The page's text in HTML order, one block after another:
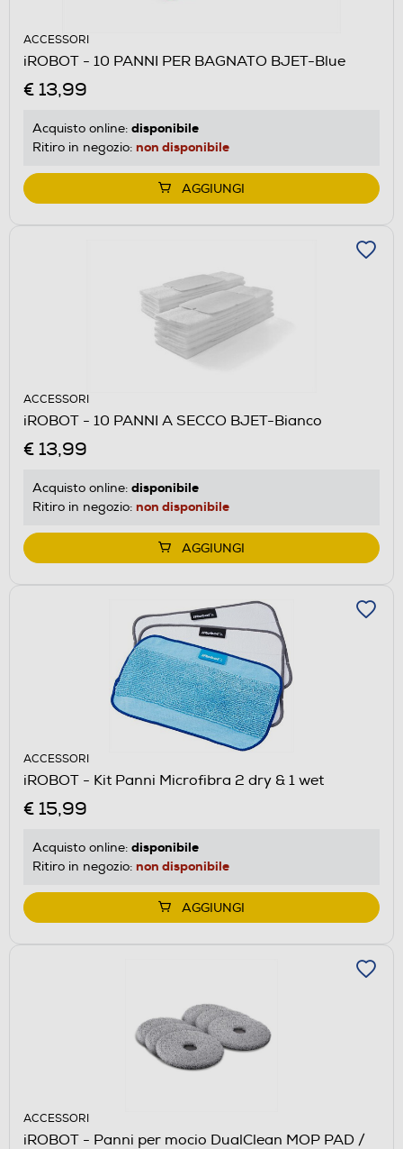
ACCESSORI
iROBOT - 10 PANNI PER BAGNATO BJET-Blue
€ 13,99
Acquisto online: disponibile
Ritiro in negozio: non disponibile
AGGIUNGI
ACCESSORI
iROBOT - 10 PANNI A SECCO BJET-Bianco
€ 13,99
Acquisto online: disponibile
Ritiro in negozio: non disponibile
AGGIUNGI
ACCESSORI
iROBOT - Kit Panni Microfibra 2 dry & 1 wet
€ 15,99
Acquisto online: disponibile
Ritiro in negozio: non disponibile
AGGIUNGI
ACCESSORI
iROBOT - Panni per mocio DualClean MOP PAD /